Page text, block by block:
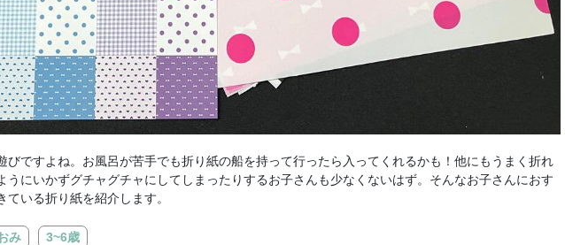
びですよね。お風呂が苦手でも折り紙の船を持って行ったら入ってくれるかも！他にもうまく折れ
うにいかずグチャグチャにしてしまったりするお子さんも少なくないはず。そんなお子さんにおす
いる折り紙を紹介します。
み 3~6歳